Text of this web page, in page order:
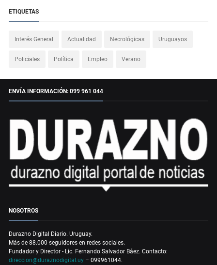
ETIQUETAS
Interés General Actualidad Necrológicas Uruguayos
Policiales Política Empleo Verano
ENVÍA INFORMACIÓN: 099 961 044
NOSOTROS
Durazno Digital Diario. Uruguay.
Más de 88.000 seguidores en redes sociales.
Fundador y Director - Lic. Fernando Salvador Báez. Contacto:
direccion@duraznodigital.uy – 099961044.